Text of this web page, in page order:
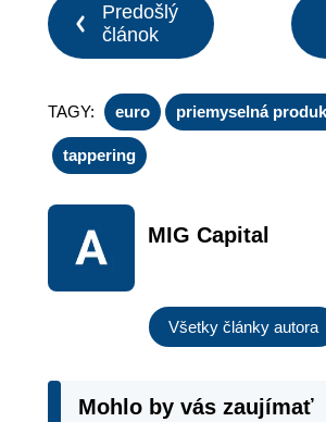
Predošlý
článok
TAGY: euro priemyselná
tappering
MIG Capital
Všetky články autora
Mohlo by vás zaujímať